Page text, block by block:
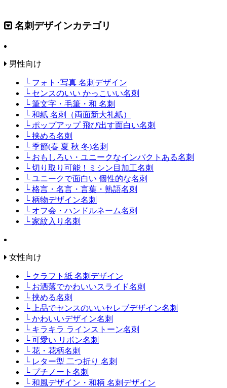
名刺デザインカテゴリ
男性向け
└ フォト･写真 名刺デザイン
└ センスのいい かっこいい名刺
└ 筆文字・毛筆・和 名刺
└ 和紙 名刺（両面新大礼紙）
└ ポップアップ 飛び出す面白い名刺
└ 挟める名刺
└ 季節(春 夏 秋 冬)名刺
└ おもしろい・ユニークなインパクトある名刺
└ 切り取り可能！ミシン目加工名刺
└ ユニークで面白い 個性的な名刺
└ 格言・名言・言葉・熟語名刺
└ 柄物デザイン名刺
└ オフ会・ハンドルネーム名刺
└ 家紋入り名刺
女性向け
└ クラフト紙 名刺デザイン
└ お洒落でかわいいスライド名刺
└ 挟める名刺
└ 上品でセンスのいいセレブデザイン名刺
└ かわいいデザイン名刺
└ キラキラ ラインストーン名刺
└ 可愛い リボン名刺
└ 花・花柄名刺
└ レター型 二つ折り 名刺
└ プチノート名刺
└ 和風デザイン・和柄 名刺デザイン